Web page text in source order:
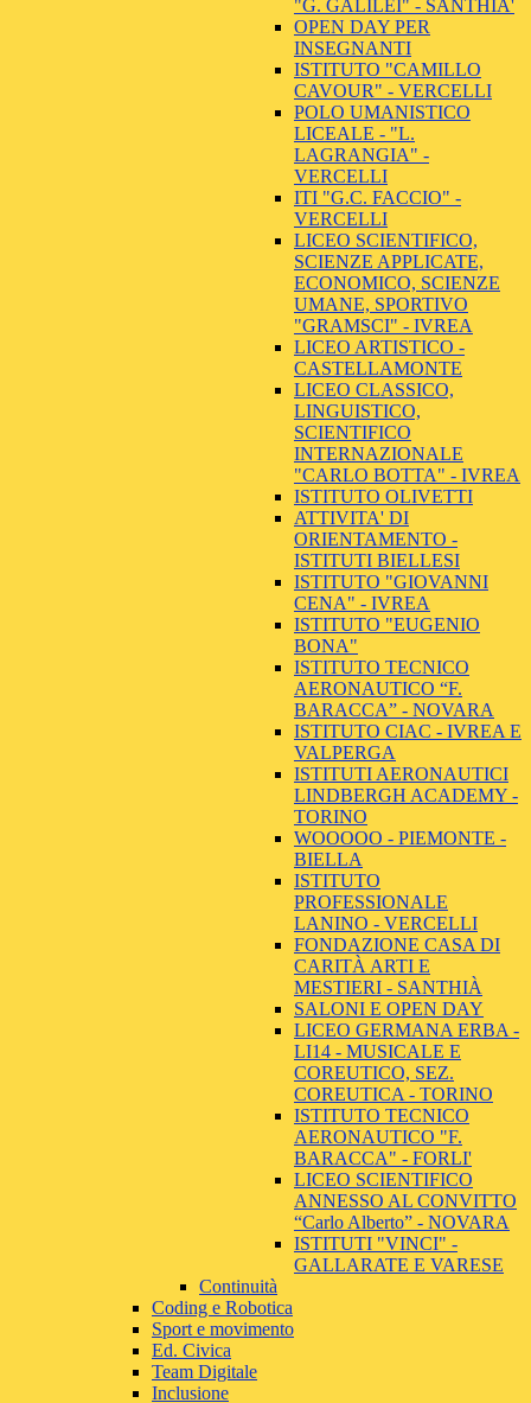
"G. GALILEI" - SANTHIA'
OPEN DAY PER
INSEGNANTI
ISTITUTO "CAMILLO
CAVOUR" - VERCELLI
POLO UMANISTICO
LICEALE - "L.
LAGRANGIA" -
VERCELLI
ITI "G.C. FACCIO" -
VERCELLI
LICEO SCIENTIFICO,
SCIENZE APPLICATE,
ECONOMICO, SCIENZE
UMANE, SPORTIVO
"GRAMSCI" - IVREA
LICEO ARTISTICO -
CASTELLAMONTE
LICEO CLASSICO,
LINGUISTICO,
SCIENTIFICO
INTERNAZIONALE
"CARLO BOTTA" - IVREA
ISTITUTO OLIVETTI
ATTIVITA' DI
ORIENTAMENTO -
ISTITUTI BIELLESI
ISTITUTO "GIOVANNI
CENA" - IVREA
ISTITUTO "EUGENIO
BONA"
ISTITUTO TECNICO
AERONAUTICO “F.
BARACCA” - NOVARA
ISTITUTO CIAC - IVREA E
VALPERGA
ISTITUTI AERONAUTICI
LINDBERGH ACADEMY -
TORINO
WOOOOO - PIEMONTE -
BIELLA
ISTITUTO
PROFESSIONALE
LANINO - VERCELLI
FONDAZIONE CASA DI
CARITÀ ARTI E
MESTIERI - SANTHIÀ
SALONI E OPEN DAY
LICEO GERMANA ERBA -
LI14 - MUSICALE E
COREUTICO, SEZ.
COREUTICA - TORINO
ISTITUTO TECNICO
AERONAUTICO "F.
BARACCA" - FORLI'
LICEO SCIENTIFICO
ANNESSO AL CONVITTO
“Carlo Alberto” - NOVARA
ISTITUTI "VINCI" -
GALLARATE E VARESE
Continuità
Coding e Robotica
Sport e movimento
Ed. Civica
Team Digitale
Inclusione